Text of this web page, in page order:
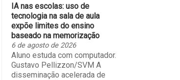
IA nas escolas: uso de
tecnologia na sala de aula
expõe limites do ensino
baseado na memorização
6 de agosto de 2026
Aluno estuda com computador.
Gustavo Pellizzon/SVM A
disseminação acelerada de